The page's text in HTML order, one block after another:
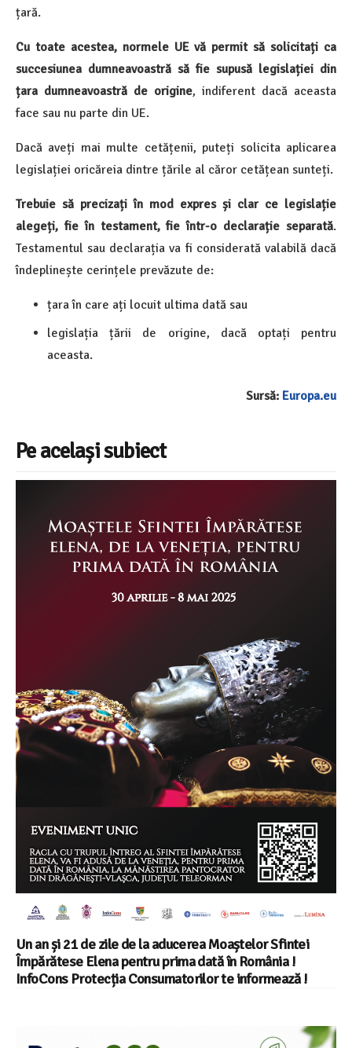
țară.
Cu toate acestea, normele UE vă permit să solicitați ca
succesiunea dumneavoastră să fie supusă legislației din
țara dumneavoastră de origine, indiferent dacă aceasta
face sau nu parte din UE.
Dacă aveți mai multe cetățenii, puteți solicita aplicarea
legislației oricăreia dintre țările al căror cetățean sunteți.
Trebuie să precizați în mod expres și clar ce legislație
alegeți, fie în testament, fie într-o declarație separată.
Testamentul sau declarația va fi considerată valabilă dacă
îndeplinește cerințele prevăzute de:
țara în care ați locuit ultima dată sau
legislația țării de origine, dacă optați pentru
aceasta.
Sursă: Europa.eu
Pe același subiect
Un an și 21 de zile de la aducerea Moaștelor Sfintei
Împărătese Elena pentru prima dată în România !
InfoCons Protecția Consumatorilor te informează !